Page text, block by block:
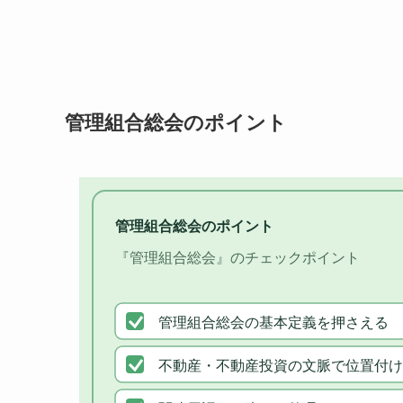
管理組合総会のポイント
管理組合総会のポイント
『管理組合総会』のチェックポイント
管理組合総会の基本定義を押さえる
不動産・不動産投資の文脈で位置付